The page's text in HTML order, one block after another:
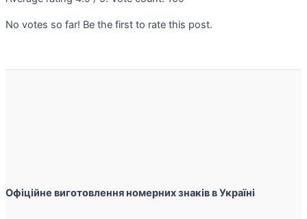
No votes so far! Be the first to rate this post.
Офіційне виготовлення номерних знаків в Україні